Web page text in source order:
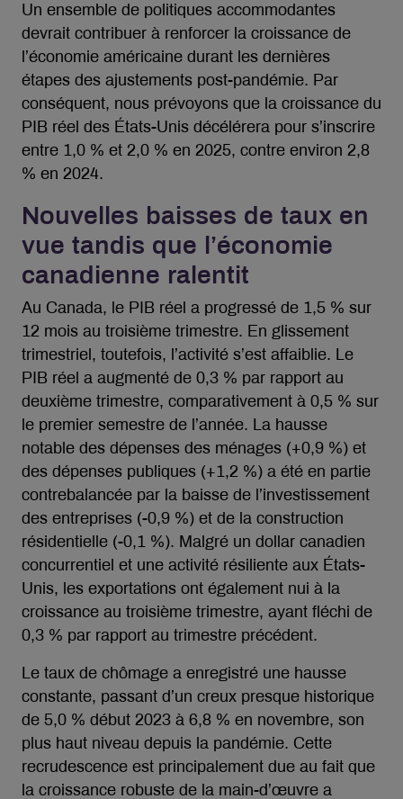
Un ensemble de politiques accommodantes
devrait contribuer à renforcer la croissance de
l’économie américaine durant les dernières
étapes des ajustements post-pandémie. Par
conséquent, nous prévoyons que la croissance du
PIB réel des États-Unis décélérera pour s’inscrire
entre 1,0 % et 2,0 % en 2025, contre environ 2,8
% en 2024.
Nouvelles baisses de taux en
vue tandis que l’économie
canadienne ralentit
Au Canada, le PIB réel a progressé de 1,5 % sur
12 mois au troisième trimestre. En glissement
trimestriel, toutefois, l’activité s’est affaiblie. Le
PIB réel a augmenté de 0,3 % par rapport au
deuxième trimestre, comparativement à 0,5 % sur
le premier semestre de l’année. La hausse
notable des dépenses des ménages (+0,9 %) et
des dépenses publiques (+1,2 %) a été en partie
contrebalancée par la baisse de l’investissement
des entreprises (-0,9 %) et de la construction
résidentielle (-0,1 %). Malgré un dollar canadien
concurrentiel et une activité résiliente aux États-
Unis, les exportations ont également nui à la
croissance au troisième trimestre, ayant fléchi de
0,3 % par rapport au trimestre précédent.
Le taux de chômage a enregistré une hausse
constante, passant d’un creux presque historique
de 5,0 % début 2023 à 6,8 % en novembre, son
plus haut niveau depuis la pandémie. Cette
recrudescence est principalement due au fait que
la croissance robuste de la main-d’œuvre a